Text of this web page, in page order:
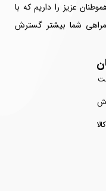
عزیز را داریم که با
شما بیشتر گسترش